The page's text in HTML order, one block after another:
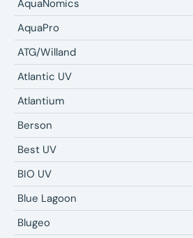
AquaNomics
AquaPro
ATG/Willand
Atlantic UV
Atlantium
Berson
Best UV
BIO UV
Blue Lagoon
Blugeo